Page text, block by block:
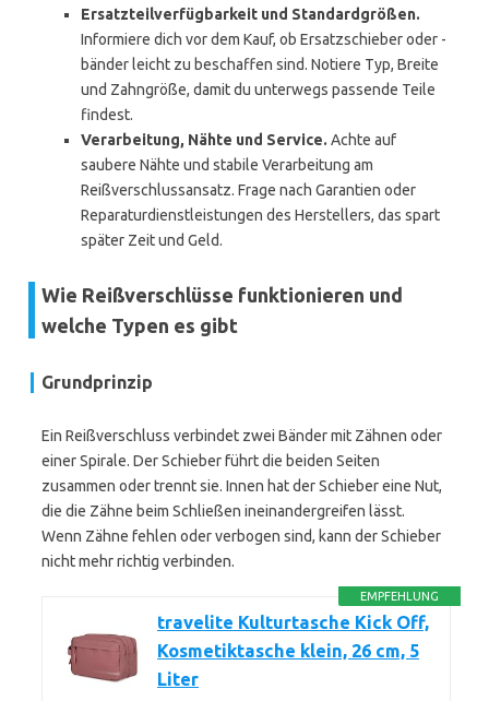
Ersatzteilverfügbarkeit und Standardgrößen.
Informiere dich vor dem Kauf, ob Ersatzschieber oder -
bänder leicht zu beschaffen sind. Notiere Typ, Breite
und Zahngröße, damit du unterwegs passende Teile
findest.
Verarbeitung, Nähte und Service. Achte auf
saubere Nähte und stabile Verarbeitung am
Reißverschlussansatz. Frage nach Garantien oder
Reparaturdienstleistungen des Herstellers, das spart
später Zeit und Geld.
Wie Reißverschlüsse funktionieren und
welche Typen es gibt
Grundprinzip
Ein Reißverschluss verbindet zwei Bänder mit Zähnen oder
einer Spirale. Der Schieber führt die beiden Seiten
zusammen oder trennt sie. Innen hat der Schieber eine Nut,
die die Zähne beim Schließen ineinandergreifen lässt.
Wenn Zähne fehlen oder verbogen sind, kann der Schieber
nicht mehr richtig verbinden.
EMPFEHLUNG
travelite Kulturtasche Kick Off,
Kosmetiktasche klein, 26 cm, 5
Liter